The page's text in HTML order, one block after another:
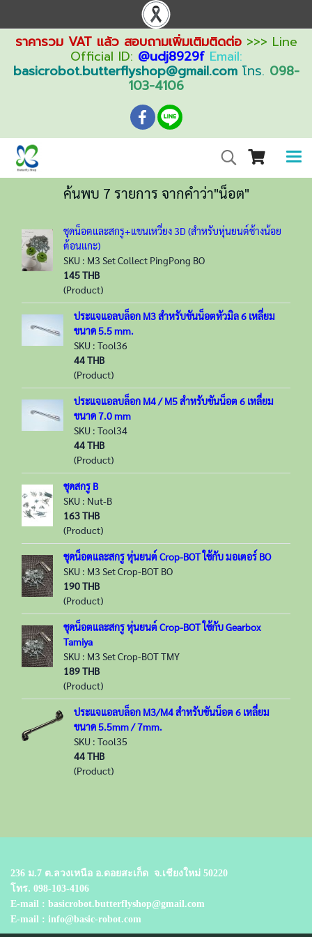
ราคารวม VAT แล้ว สอบถามเพิ่มเติมติดต่อ>>> Line
Official ID: @udj8929f Email:
basicrobot.butterflyshop@gmail.comโทร. 098-
103-4106
ค้นพบ 7 รายการ จากคำว่า"น็อต"
ชุดน็อตและสกรู+แขนเหวี่ยง 3D (สำหรับหุ่นยนต์ช้างน้อย
ต้อนแกะ)
SKU : M3 Set Collect PingPong BO
145 THB
(Product)
ประแจแอลบล็อก M3 สำหรับขันน็อตหัวมิล 6 เหลี่ยม
ขนาด 5.5 mm.
SKU : Tool36
44 THB
(Product)
ประแจแอลบล็อก M4 / M5 สำหรับขันน็อต 6 เหลี่ยม
ขนาด 7.0 mm
SKU : Tool34
44 THB
(Product)
ชุดสกรู B
SKU : Nut-B
163 THB
(Product)
ชุดน็อตและสกรู หุ่นยนต์ Crop-BOT ใช้กับ มอเตอร์ BO
SKU : M3 Set Crop-BOT BO
190 THB
(Product)
ชุดน็อตและสกรู หุ่นยนต์ Crop-BOT ใช้กับ Gearbox
Tamiya
SKU : M3 Set Crop-BOT TMY
189 THB
(Product)
ประแจแอลบล็อก M3/M4 สำหรับขันน็อต 6 เหลี่ยม
ขนาด 5.5mm / 7mm.
SKU : Tool35
44 THB
(Product)
236 ม.7 ต.ลวงเหนือ อ.ดอยสะเก็ด จ.เชียงใหม่ 50220
โทร. 098-103-4106
E-mail : basicrobot.butterflyshop@gmail.com
E-mail : info@basic-robot.com